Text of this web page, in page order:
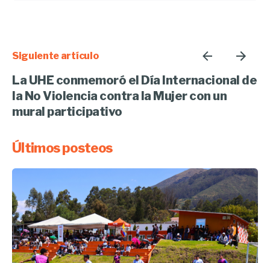
Siguiente artículo
La UHE conmemoró el Día Internacional de
la No Violencia contra la Mujer con un
mural participativo
Últimos posteos